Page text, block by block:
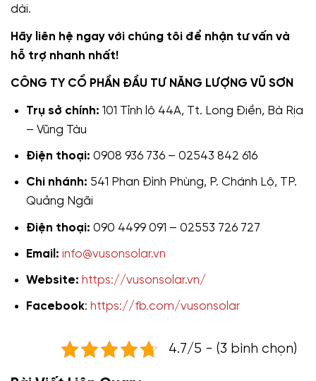
dài.
Hãy liên hệ ngay với chúng tôi để nhận tư vấn và
hỗ trợ nhanh nhất!
CÔNG TY CỔ PHẦN ĐẦU TƯ NĂNG LƯỢNG VŨ SƠN
Trụ sở chính: 101 Tỉnh lộ 44A, Tt. Long Điền, Bà Rịa
– Vũng Tàu
Điện thoại: 0908 936 736 – 02543 842 616
Chi nhánh: 541 Phan Đình Phùng, P. Chánh Lộ, TP.
Quảng Ngãi
Điện thoại: 090 4499 091 – 02553 726 727
Email: info@vusonsolar.vn
Website: https://vusonsolar.vn/
Facebook: https://fb.com/vusonsolar
4.7/5 - (3 bình chọn)